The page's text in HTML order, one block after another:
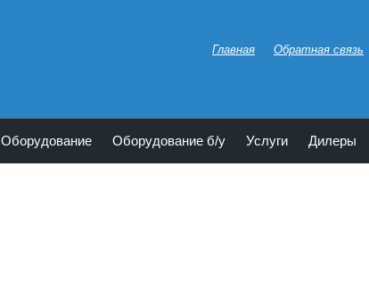
Главная Обратная связь
Оборудование Оборудование б/у Услуги Дилеры